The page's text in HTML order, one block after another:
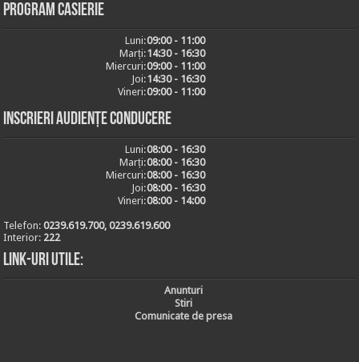
Program casierie
Luni:09:00 - 11:00
Marți:14:30 - 16:30
Miercuri:09:00 - 11:00
Joi:14:30 - 16:30
Vineri:09:00 - 11:00
Inscrieri audiențe conducere
Luni:08:00 - 16:30
Marți:08:00 - 16:30
Miercuri:08:00 - 16:30
Joi:08:00 - 16:30
Vineri:08:00 - 14:00
Telefon:0239.619.700, 0239.619.600
Interior: 222
Link-uri utile:
Anunturi
Stiri
Comunicate de presa